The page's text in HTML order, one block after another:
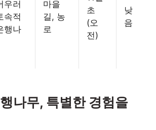
우러
속적
행나
마을
길, 농
로
초
(오
전)
낮
음
나무, 특별한 경험을